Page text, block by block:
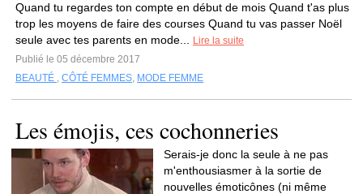
Quand tu regardes ton compte en début de mois Quand t'as plus
trop les moyens de faire des courses Quand tu vas passer Noël
seule avec tes parents en mode...
Lire la suite
Publié le 05 décembre 2017
BEAUTÉ , CÔTÉ FEMMES, MODE FEMME
Les émojis, ces cochonneries
Serais-je donc la seule à ne pas
m'enthousiasmer à la sortie de
nouvelles émoticônes (ni même